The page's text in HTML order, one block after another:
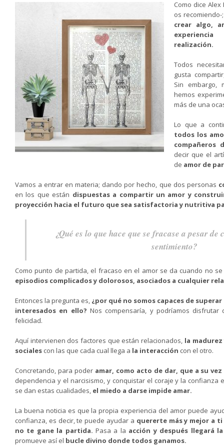
Como dice
os
crear algo,
realización.
Todos
gusta
Sin embargo,
hemos
más de una
Lo que a
todos los
compañeros
decir que el
de amor de
Vamos a entrar en materia; dando por hecho, que dos personas
en los que están dispuestas a compartir un amor y
proyección hacia el futuro que sea satisfactoria y nutritiva
¿Qué es lo que hace que se fracase a pesar
sentimiento?
Como punto de partida, el fracaso en el amor se da cuando no
episodios complicados y dolorosos, asociados a cualquier
Entonces la pregunta es, ¿por qué no somos capaces de
interesados en ello? Nos compensaría, y podríamos
felicidad.
Aquí intervienen dos factores que están relacionados, la
sociales con las que cada cual llega a la interacción con el otro.
Concretando, para poder amar, como acto de dar, que a su
dependencia y el narcisismo, y conquistar el coraje y la confianza
se dan estas cualidades, el miedo a darse impide amar.
La buena noticia es que la propia experiencia del amor puede
confianza, es decir, te puede ayudar a quererte más y mejor a
no te gane la partida. Pasa a la acción y después llegará
promueve así el bucle divino donde todos ganamos.